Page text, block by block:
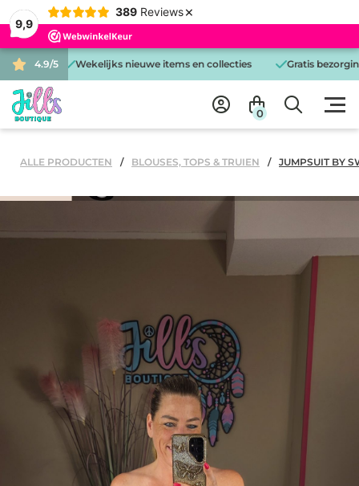
9,9
389 Reviews ×
4.9/5 Wekelijks nieuwe items en collecties Gratis bezorging
0
ALLE PRODUCTEN BLOUSES, TOPS & TRUIEN JUMPSUIT BY